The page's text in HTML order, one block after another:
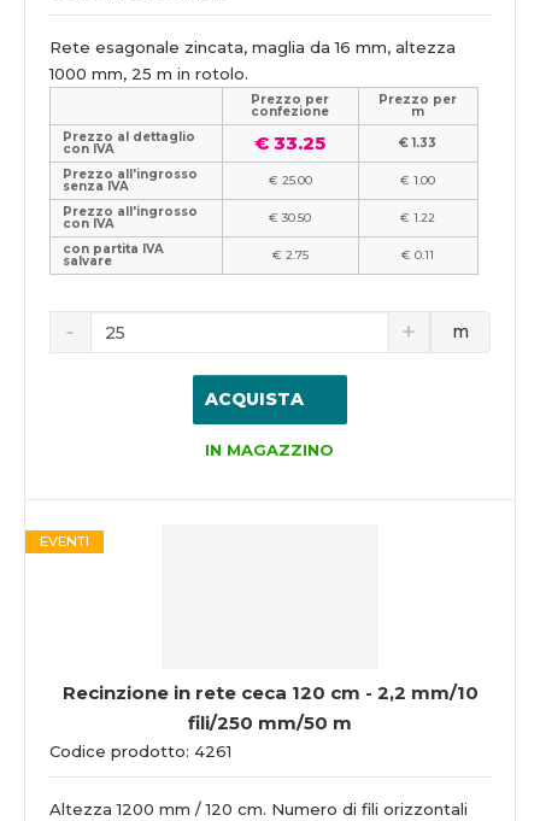
Rete esagonale zincata, maglia da 16 mm, altezza
1000 mm, 25 m in rotolo.
Prezzo per
confezione
Prezzo per
m
Prezzo al dettaglio
con IVA € 33.25
€ 1.33
Prezzo all'ingrosso
senza IVA € 25.00
€ 1.00
Prezzo all'ingrosso
con IVA € 30.50
€ 1.22
con partita IVA
salvare € 2.75 € 0.11
m
ACQUISTA
IN MAGAZZINO
Recinzione in rete ceca 120 cm - 2,2 mm/10
fili/250 mm/50 m
Codice prodotto: 4261
EVENTI
Altezza 1200 mm / 120 cm. Numero di fili orizzontali